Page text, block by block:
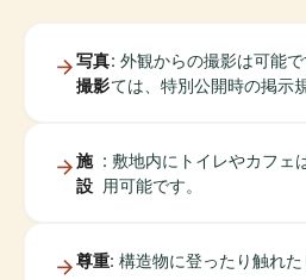
写真
撮影
: 外観からの撮影は可能
ては、特別公開時の掲示
施
設
: 敷地内にトイレやカフェ
用可能です。
尊重: 構造物に登ったり触れた